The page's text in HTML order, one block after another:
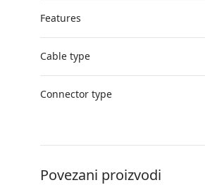
Features
Cable type
Connector type
Povezani proizvodi